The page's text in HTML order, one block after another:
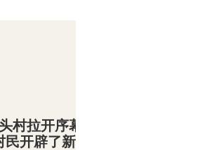
村拉开序幕
开辟了新的脱贫致富之